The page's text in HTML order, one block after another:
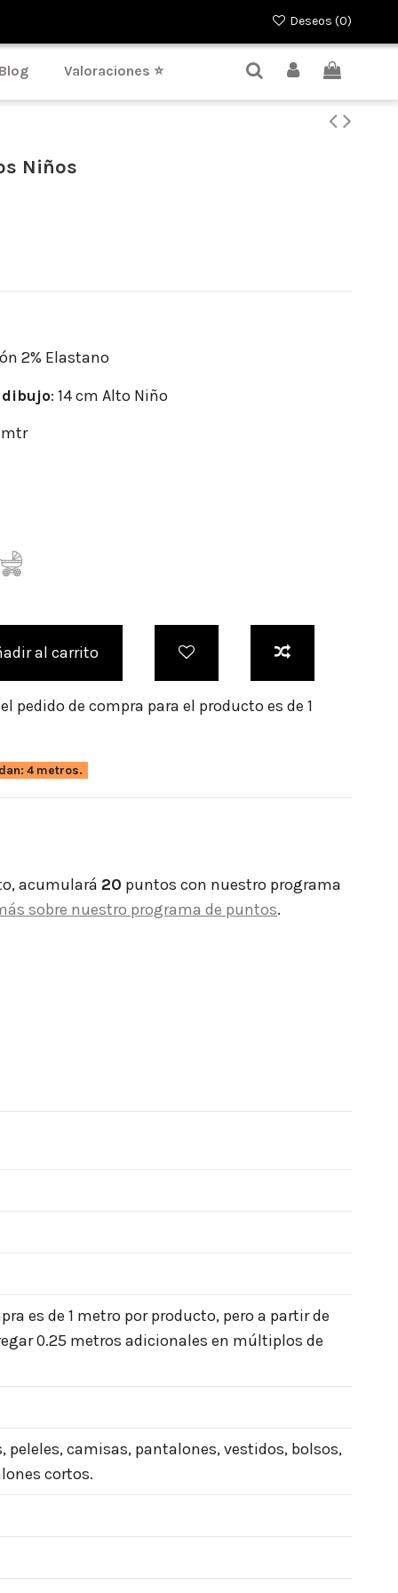
Deseos (0)
Valoraciones ⭐
Niños
2% Elastano
: 14 cm Alto Niño
mtr
al carrito
pedido de compra para el producto es de 1
4 metros.
acumulará 20 puntos con nuestro programa
sobre nuestro programa de puntos.
es de 1 metro por producto, pero a partir de
0.25 metros adicionales en múltiplos de
camisas, pantalones, vestidos, bolsos,
cortos.